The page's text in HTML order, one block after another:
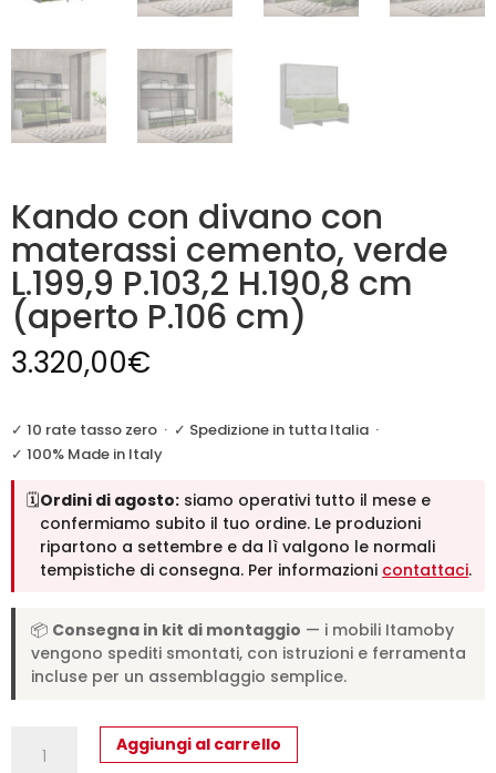
Kando con divano con
materassi cemento, verde
L.199,9 P.103,2 H.190,8 cm
(aperto P.106 cm)
3.320,00€
✓ 10 rate tasso zero · ✓ Spedizione in tutta Italia ·
✓ 100% Made in Italy
🗓️Ordini di agosto: siamo operativi tutto il mese e
confermiamo subito il tuo ordine. Le produzioni
ripartono a settembre e da lì valgono le normali
tempistiche di consegna. Per informazioni contattaci.
📦 Consegna in kit di montaggio — i mobili Itamoby
vengono spediti smontati, con istruzioni e ferramenta
incluse per un assemblaggio semplice.
Aggiungi al carrello